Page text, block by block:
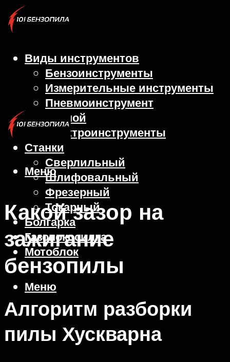
Виды инструментов
Бензоинструменты
Измерительные инструменты
Пневмоинструмент
Ручной
Электроинструменты
Станки
Сверлильный
Шлифовальный
Фрезерный
Токарный
Болгарка
Газонокосилка
Мотоблок
Меню
Меню
Какой зазор на
зажигание
бензопилы
Алгоритм разборки
пилы Хускварна